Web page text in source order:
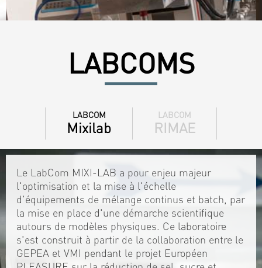
LABCOMS
LABCOM
Mixilab
LABCOM
RIMAE
Le LabCom MIXI-LAB a pour enjeu majeur
l'optimisation et la mise à l'échelle
d'équipements de mélange continus et batch, par
la mise en place d'une démarche scientifique
autours de modèles physiques. Ce laboratoire
s'est construit à partir de la collaboration entre le
GEPEA et VMI pendant le projet Européen